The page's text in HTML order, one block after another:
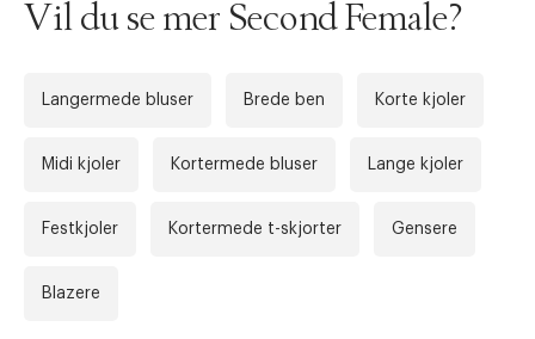
Vil du se mer Second Female?
Langermede bluser Brede ben Korte kjoler
Midi kjoler Kortermede bluser Lange kjoler
Festkjoler Kortermede t-skjorter Gensere
Blazere